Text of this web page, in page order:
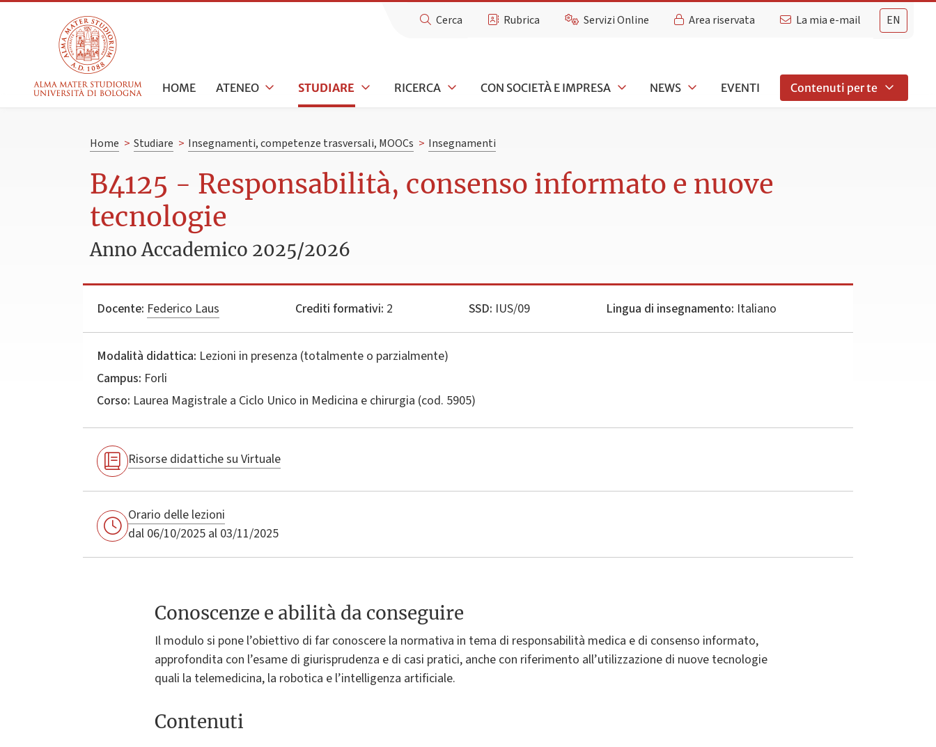
EN
Cerca Rubrica Servizi Online Area riservata La mia e-mail
HOME ATENEO STUDIARE RICERCA CON SOCIETÀ E IMPRESA NEWS EVENTI Contenuti per te
Home > Studiare > Insegnamenti, competenze trasversali, MOOCs > Insegnamenti
B4125 - Responsabilità, consenso informato e nuove
tecnologie
Anno Accademico 2025/2026
Docente: Federico Laus Crediti formativi: 2 SSD: IUS/09 Lingua di insegnamento: Italiano
Modalità didattica: Lezioni in presenza (totalmente o parzialmente)
Campus: Forli
Corso: Laurea Magistrale a Ciclo Unico in Medicina e chirurgia (cod. 5905)
Risorse didattiche su Virtuale
Orario delle lezioni
dal 06/10/2025 al 03/11/2025
Conoscenze e abilità da conseguire
Il modulo si pone l’obiettivo di far conoscere la normativa in tema di responsabilità medica e di consenso informato,
approfondita con l’esame di giurisprudenza e di casi pratici, anche con riferimento all’utilizzazione di nuove tecnologie
quali la telemedicina, la robotica e l’intelligenza artificiale.
Contenuti